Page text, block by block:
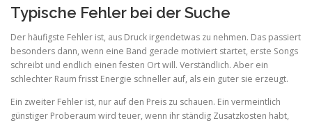
Typische Fehler bei der Suche
Der häufigste Fehler ist, aus Druck irgendetwas zu nehmen. Das passiert
besonders dann, wenn eine Band gerade motiviert startet, erste Songs
schreibt und endlich einen festen Ort will. Verständlich. Aber ein
schlechter Raum frisst Energie schneller auf, als ein guter sie erzeugt.
Ein zweiter Fehler ist, nur auf den Preis zu schauen. Ein vermeintlich
günstiger Proberaum wird teuer, wenn ihr ständig Zusatzkosten habt,